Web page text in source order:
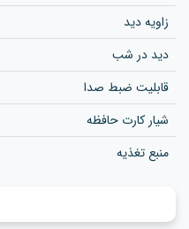
زاویه دید
دید در شب
قابلیت ضبط صدا
شیار کارت حافظه
منبع تغذیه